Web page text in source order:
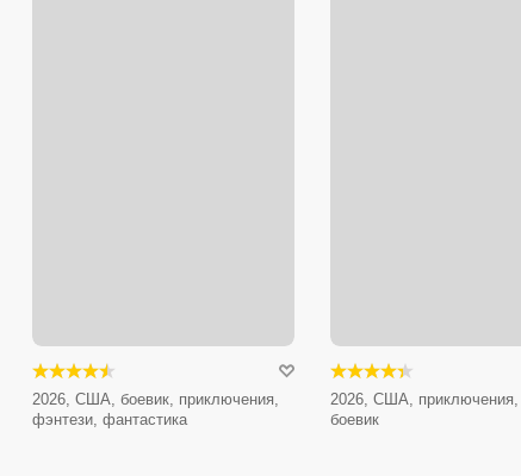
2026, США, боевик, приключения,
фэнтези, фантастика
2026, США, приключения,
боевик